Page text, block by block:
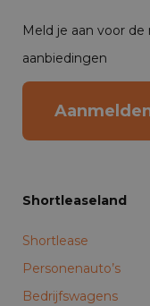
Meld je aan voor
aanbiedingen
Shortleaseland
Shortlease
Personenauto’s
Bedrijfswagens